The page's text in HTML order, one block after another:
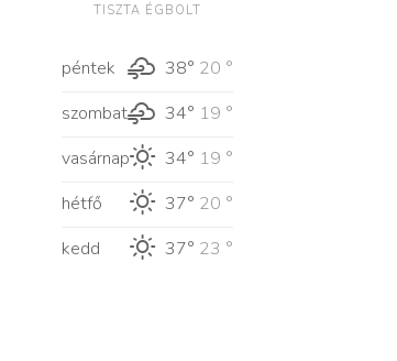
TISZTA ÉGBOLT
péntek 38° 20 °
szombat
34° 19 °
vasárnap
34° 19 °
hétfő
37° 20 °
kedd
37° 23 °